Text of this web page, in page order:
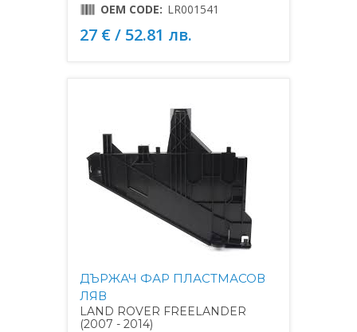
OEM CODE: LR001541
27 € / 52.81 лв.
ДЪРЖАЧ ФАР ПЛАСТМАСОВ
ЛЯВ
LAND ROVER FREELANDER
(2007 - 2014)